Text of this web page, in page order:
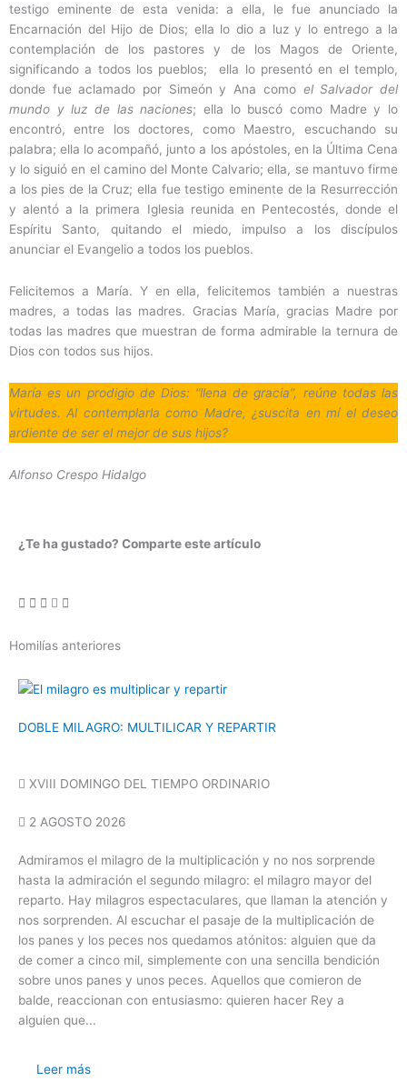
testigo eminente de esta venida: a ella, le fue anunciado la
Encarnación del Hijo de Dios; ella lo dio a luz y lo entrego a la
contemplación de los pastores y de los Magos de Oriente,
significando a todos los pueblos; ella lo presentó en el templo,
donde fue aclamado por Simeón y Ana como el Salvador del
mundo y luz de las naciones; ella lo buscó como Madre y lo
encontró, entre los doctores, como Maestro, escuchando su
palabra; ella lo acompañó, junto a los apóstoles, en la Última Cena
y lo siguió en el camino del Monte Calvario; ella, se mantuvo firme
a los pies de la Cruz; ella fue testigo eminente de la Resurrección
y alentó a la primera Iglesia reunida en Pentecostés, donde el
Espíritu Santo, quitando el miedo, impulso a los discípulos
anunciar el Evangelio a todos los pueblos.
Felicitemos a María. Y en ella, felicitemos también a nuestras
madres, a todas las madres. Gracias María, gracias Madre por
todas las madres que muestran de forma admirable la ternura de
Dios con todos sus hijos.
María es un prodigio de Dios: “llena de gracia”, reúne todas las
virtudes. Al contemplarla como Madre, ¿suscita en mí el deseo
ardiente de ser el mejor de sus hijos?
Alfonso Crespo Hidalgo
¿Te ha gustado? Comparte este artículo
Homilías anteriores
DOBLE MILAGRO: MULTILICAR Y REPARTIR
XVIII DOMINGO DEL TIEMPO ORDINARIO
2 AGOSTO 2026
Admiramos el milagro de la multiplicación y no nos sorprende
hasta la admiración el segundo milagro: el milagro mayor del
reparto. Hay milagros espectaculares, que llaman la atención y
nos sorprenden. Al escuchar el pasaje de la multiplicación de
los panes y los peces nos quedamos atónitos: alguien que da
de comer a cinco mil, simplemente con una sencilla bendición
sobre unos panes y unos peces. Aquellos que comieron de
balde, reaccionan con entusiasmo: quieren hacer Rey a
alguien que...
Leer más